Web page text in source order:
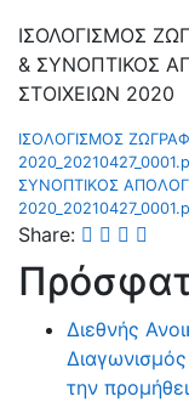
ΙΣΟΛΟΓΙΣΜΟΣ
& ΣΥΝΟΠΤΙΚΟΣ
ΣΤΟΙΧΕΙΩΝ 2020
ΙΣΟΛΟΓΙΣΜΟΣ
ΣΥΝΟΠΤΙΚΟΣ
Share:
Διεθνής
την